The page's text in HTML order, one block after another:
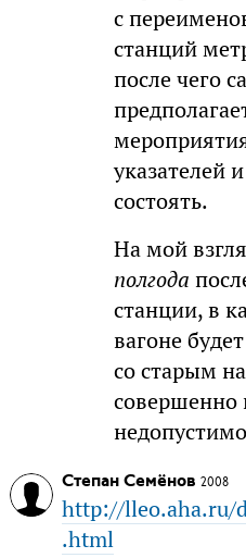
с
станций
после чего
указателей
состоять.
На мой
полгода
станции, в
вагоне
со старым
совершенно
Степан Семёнов 2008
http://lleo.aha.ru/
.html